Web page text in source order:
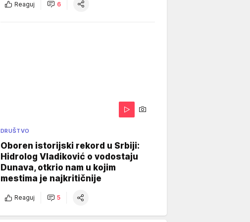
Reaguj 6
DRUŠTVO
Oboren istorijski rekord u Srbiji:
Hidrolog Vladiković o vodostaju
Dunava, otkrio nam u kojim
mestima je najkritičnije
Reaguj 5